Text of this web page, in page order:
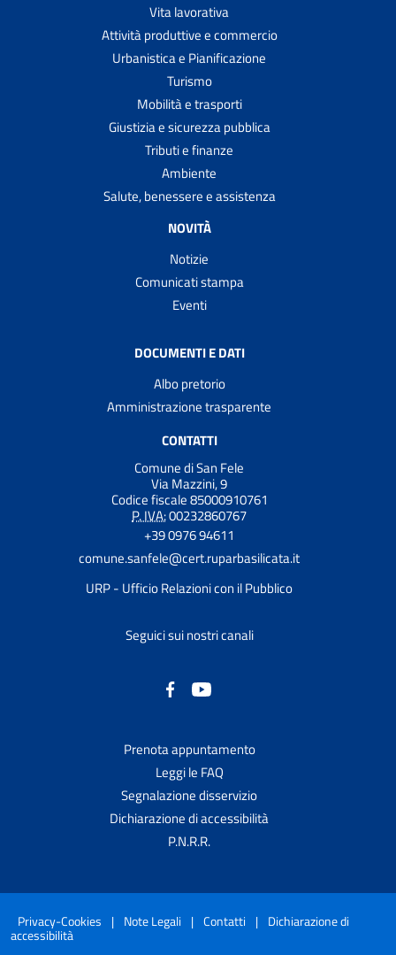
Vita lavorativa
Attività produttive e commercio
Urbanistica e Pianificazione
Turismo
Mobilità e trasporti
Giustizia e sicurezza pubblica
Tributi e finanze
Ambiente
Salute, benessere e assistenza
NOVITÀ
Notizie
Comunicati stampa
Eventi
DOCUMENTI E DATI
Albo pretorio
Amministrazione trasparente
CONTATTI
Comune di San Fele
Via Mazzini, 9
Codice fiscale 85000910761
P. IVA:00232860767
+39 0976 94611
comune.sanfele@cert.ruparbasilicata.it
URP - Ufficio Relazioni con il Pubblico
Seguici sui nostri canali
Prenota appuntamento
Leggi le FAQ
Segnalazione disservizio
Dichiarazione di accessibilità
P.N.R.R.
Privacy-Cookies | Note Legali | Contatti | Dichiarazione di
accessibilità